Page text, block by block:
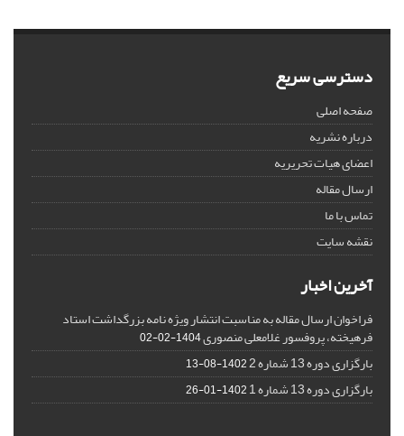
دسترسی سریع
صفحه اصلی
درباره نشریه
اعضای هیات تحریریه
ارسال مقاله
تماس با ما
نقشه سایت
آخرین اخبار
فراخوان ارسال مقاله به مناسبت انتشار ویژه نامه بزرگداشت استاد
فرهیخته، پروفسور غلامعلی منصوری1404-02-02
بارگزاری دوره 13 شماره 2 1402-08-13
بارگزاری دوره 13 شماره 1 1402-01-26